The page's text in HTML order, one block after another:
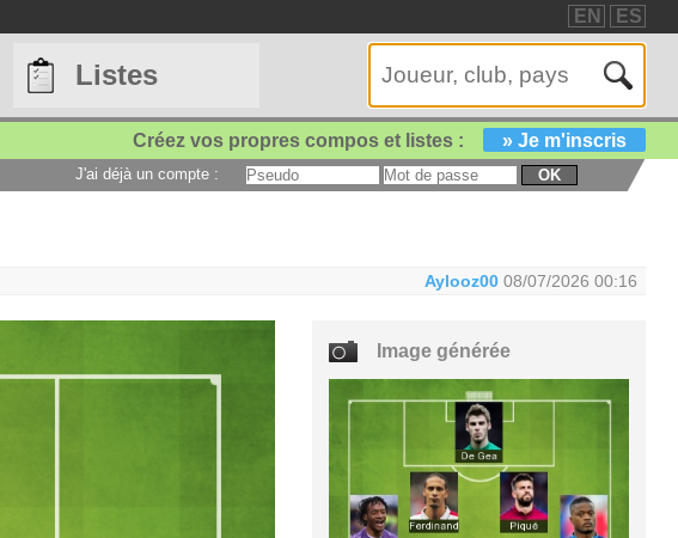
EN ES
Listes
Créez vos propres compos et listes : » Je m'inscris
J'ai déjà un compte : OK
Aylooz00 08/07/2026 00:16
Image générée